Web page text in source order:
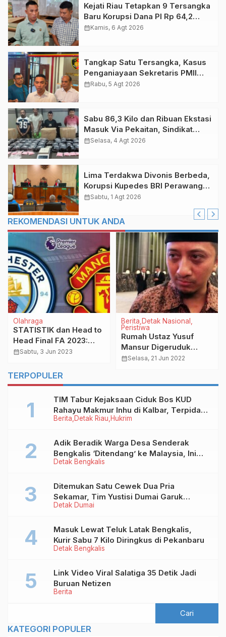
Kejati Riau Tetapkan 9 Tersangka
Baru Korupsi Dana PI Rp 64,2
Miliar, Ini Orangnya!
calendar_monthKamis, 6 Agt 2026
Tangkap Satu Tersangka, Kasus
Penganiayaan Sekretaris PMII
Ditangani Polda Riau
calendar_monthRabu, 5 Agt 2026
Sabu 86,3 Kilo dan Ribuan Ekstasi
Masuk Via Pekaitan, Sindikat
Narkoba Riau-Sumsel
calendar_monthSelasa, 4 Agt 2026
Lima Terdakwa Divonis Berbeda,
Korupsi Kupedes BRI Perawang
Rp 14,62 Miliar
calendar_monthSabtu, 1 Agt 2026
REKOMENDASI UNTUK ANDA
Olahraga
STATISTIK dan Head to
Head Final FA 2023:
Manchester City vs
calendar_monthSabtu, 3 Jun 2023
Berita Detak Nasional
Peristiwa
Rumah Ustaz Yusuf
Mansur Digeruduk
Puluhan Orang,
calendar_monthSelasa, 21 Jun 2022
TERPOPULER
Berita Detak Riau Hukrim
TIM Tabur Kejaksaan Ciduk Bos KUD
Rahayu Makmur Inhu di Kalbar, Terpidana
Kredit Fiktif Rp2,8 M
Detak Bengkalis
Adik Beradik Warga Desa Senderak
Bengkalis ‘Ditendang’ ke Malaysia, Ini
Sebabnya!
Detak Dumai
Ditemukan Satu Cewek Dua Pria
Sekamar, Tim Yustisi Dumai Garuk
Puluhan Pasangan Mesum
Detak Bengkalis
Masuk Lewat Teluk Latak Bengkalis,
Kurir Sabu 7 Kilo Diringkus di Pekanbaru
Berita
Link Video Viral Salatiga 35 Detik Jadi
Buruan Netizen
KATEGORI POPULER